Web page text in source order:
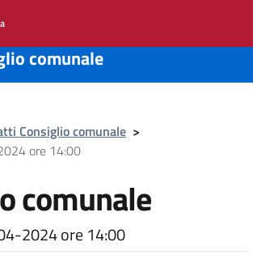
comunale
Consiglio comunale >
ore 14:00
comunale
2024 ore 14:00